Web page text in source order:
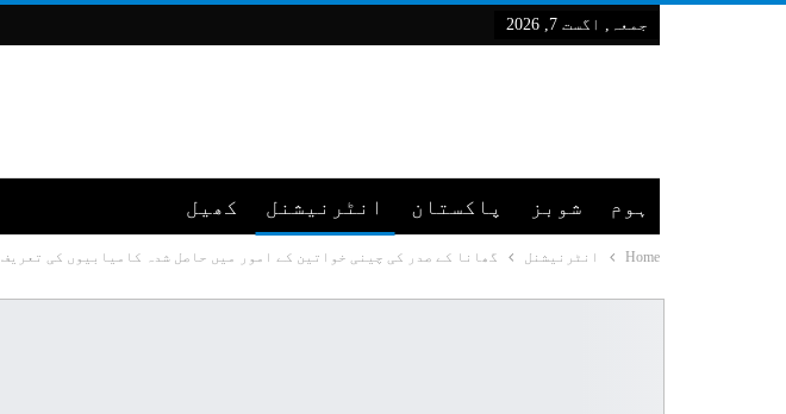
جمعہ, اگست 7, 2026
ہوم شوبز پاکستان انٹرنیشنل کھیل
Home انٹرنیشنل گھانا کے صدر کی چینی خواتین کے امور میں حاصل شدہ کامیابیوں کی تعریف